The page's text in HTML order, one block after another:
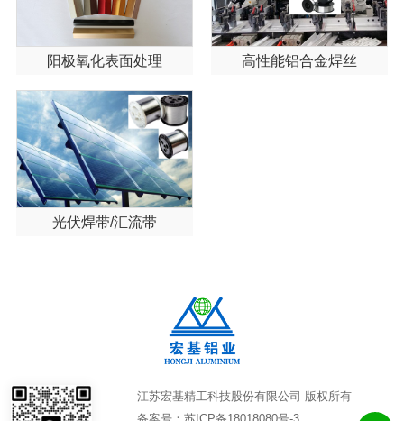
阳极氧化表面处理 高性能铝合金焊丝
光伏焊带/汇流带
江苏宏基精工科技股份有限公司 版权所有